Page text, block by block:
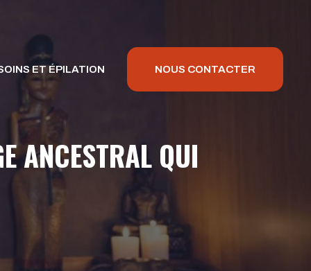
ET ÉPILATION NOUS CONTACTER
ANCESTRAL QUI